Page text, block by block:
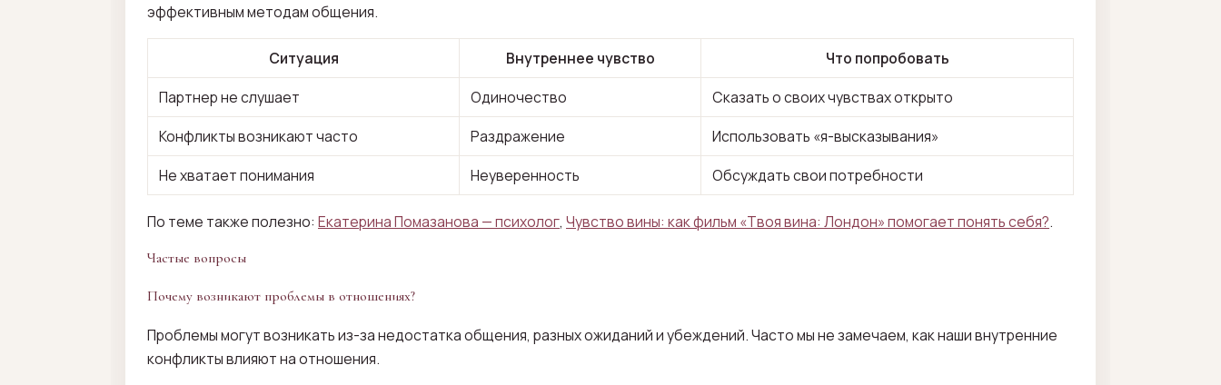
эффективным методам общения.
Ситуация Внутреннее чувство
Что попробовать
Партнер не слушает
Одиночество
Сказать о своих чувствах открыто
Конфликты возникают часто
Раздражение
Использовать «я-высказывания»
Не хватает понимания
Неуверенность Обсуждать свои потребности
По теме также полезно: Екатерина Помазанова — психолог, Чувство вины: как фильм «Твоя вина: Лондон» помогает понять себя?.
Частые вопросы
Почему возникают проблемы в отношениях?
Проблемы могут возникать из-за недостатка общения, разных ожиданий и убеждений. Часто мы не замечаем, как наши внутренние
конфликты влияют на отношения.